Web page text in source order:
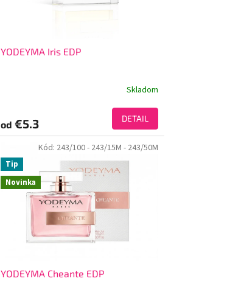
YODEYMA Iris EDP
Skladom
od €5.3 DETAIL
Novinka
Tip
YODEYMA Cheante EDP
Kód: 243/100- 243/15M - 243/50M